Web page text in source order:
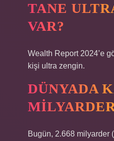
TANE
VAR?
Wealth Report 2024’e
kişi ultra zengin.
DÜNYADA
Bugün, 2.668 milyarder